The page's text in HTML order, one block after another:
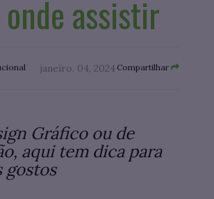
assistir
janeiro. 04, 2024 Compartilhar
Gráfico ou de
aqui tem dica para
gostos